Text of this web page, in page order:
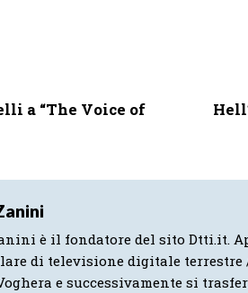
a “The Voice of
è il fondatore del sito Dtti.it.
di televisione digitale
e successivamente si